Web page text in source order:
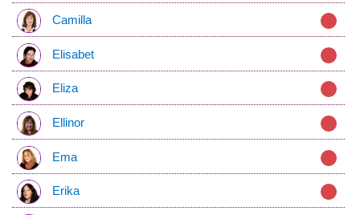
Camilla
Elisabet
Eliza
Ellinor
Ema
Erika